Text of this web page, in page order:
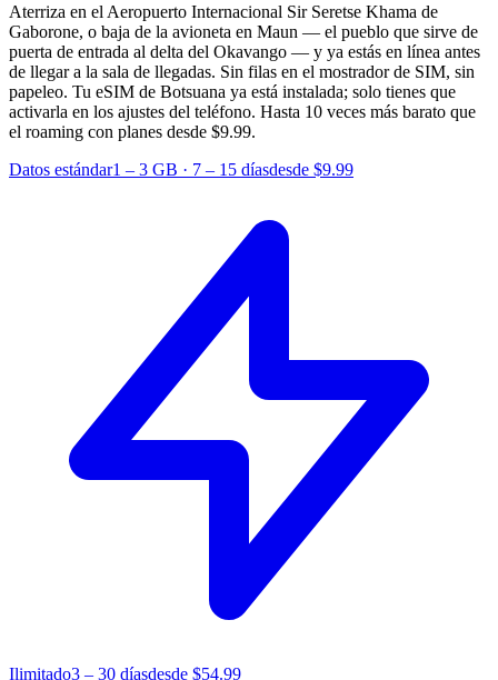
Aterriza en el Aeropuerto Internacional Sir Seretse Khama de
Gaborone, o baja de la avioneta en Maun — el pueblo que sirve de
puerta de entrada al delta del Okavango — y ya estás en línea antes
de llegar a la sala de llegadas. Sin filas en el mostrador de SIM, sin
papeleo. Tu eSIM de Botsuana ya está instalada; solo tienes que
activarla en los ajustes del teléfono. Hasta 10 veces más barato que
el roaming con planes desde $9.99.
Datos estándar1 – 3 GB · 7 – 15 díasdesde $9.99
Ilimitado3 – 30 díasdesde $54.99